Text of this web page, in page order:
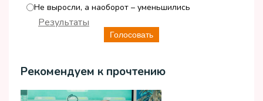
Не выросли, а наоборот – уменьшились
Голосовать
Результаты
Рекомендуем к прочтению